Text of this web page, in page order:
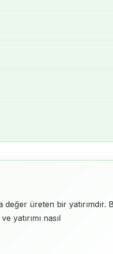
üreten bir yatırımdır.
yatırımı nasıl